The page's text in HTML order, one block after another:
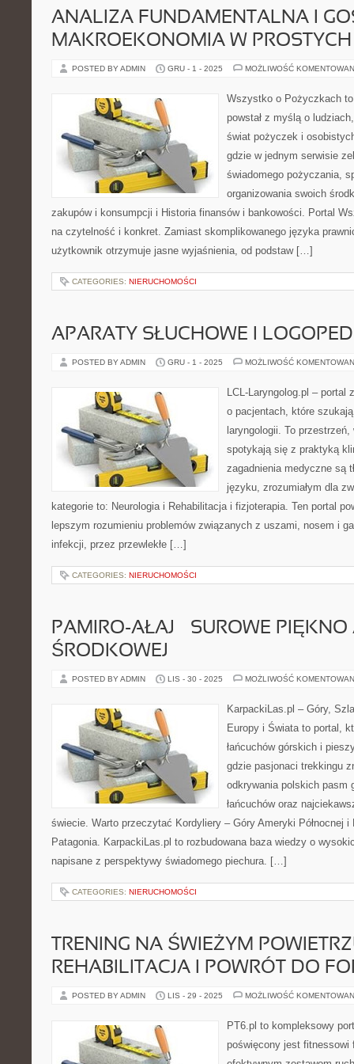
ANALIZA FUNDAMENTALNA I
MAKROEKONOMIA W
POSTED BY ADMIN GRU - 1 - 2025 MOŻLIWOŚĆ
Wszystko o Pożyczkach
powstał z myślą o
świat pożyczek i
gdzie w jednym serwisie
świadomego pożyczania,
organizowania swoich
zakupów i konsumpcji i Historia finansów i bankowości. Portal
na czytelność i konkret. Zamiast skomplikowanego języka
użytkownik otrzymuje jasne wyjaśnienia, od podstaw […]
CATEGORIES: NIERUCHOMOŚCI
APARATY SŁUCHOWE I
POSTED BY ADMIN GRU - 1 - 2025 MOŻLIWOŚĆ
LCL-Laryngolog.pl – portal
o pacjentach, które
laryngologii. To
spotykają się z praktyką
zagadnienia medyczne są
języku, zrozumiałym dla
kategorie to: Neurologia i Rehabilitacja i fizjoterapia. Ten portal
lepszym rozumieniu problemów związanych z uszami, nosem i
infekcji, przez przewlekłe […]
CATEGORIES: NIERUCHOMOŚCI
PAMIRO-AŁAJ – SUROWE PIĘKNO
ŚRODKOWEJ
POSTED BY ADMIN LIS - 30 - 2025 MOŻLIWOŚĆ
KarpackiLas.pl – Góry,
Europy i Świata to portal,
łańcuchów górskich i
gdzie pasjonaci trekkingu
odkrywania polskich pasm
łańcuchów oraz
świecie. Warto przeczytać Kordyliery – Góry Ameryki Północnej i
Patagonia. KarpackiLas.pl to rozbudowana baza wiedzy o
napisane z perspektywy świadomego piechura. […]
CATEGORIES: NIERUCHOMOŚCI
TRENING NA ŚWIEŻYM
REHABILITACJA I POWRÓT DO
POSTED BY ADMIN LIS - 29 - 2025 MOŻLIWOŚĆ
PT6.pl to kompleksowy
poświęcony jest fitnessowi